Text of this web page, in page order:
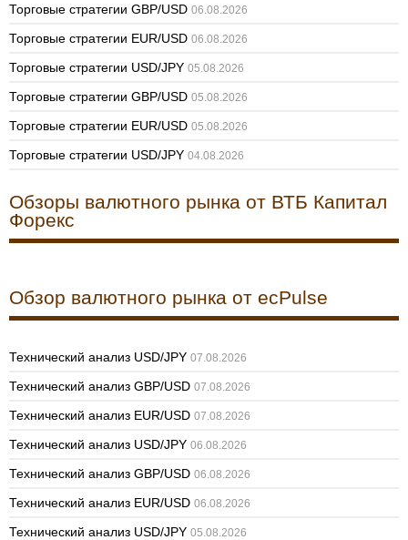
Торговые стратегии GBP/USD 06.08.2026
Торговые стратегии EUR/USD 06.08.2026
Торговые стратегии USD/JPY 05.08.2026
Торговые стратегии GBP/USD 05.08.2026
Торговые стратегии EUR/USD 05.08.2026
Торговые стратегии USD/JPY 04.08.2026
Обзоры валютного рынка от ВТБ Капитал
Форекс
Обзор валютного рынка от ecPulse
Технический анализ USD/JPY 07.08.2026
Технический анализ GBP/USD 07.08.2026
Технический анализ EUR/USD 07.08.2026
Технический анализ USD/JPY 06.08.2026
Технический анализ GBP/USD 06.08.2026
Технический анализ EUR/USD 06.08.2026
Технический анализ USD/JPY 05.08.2026